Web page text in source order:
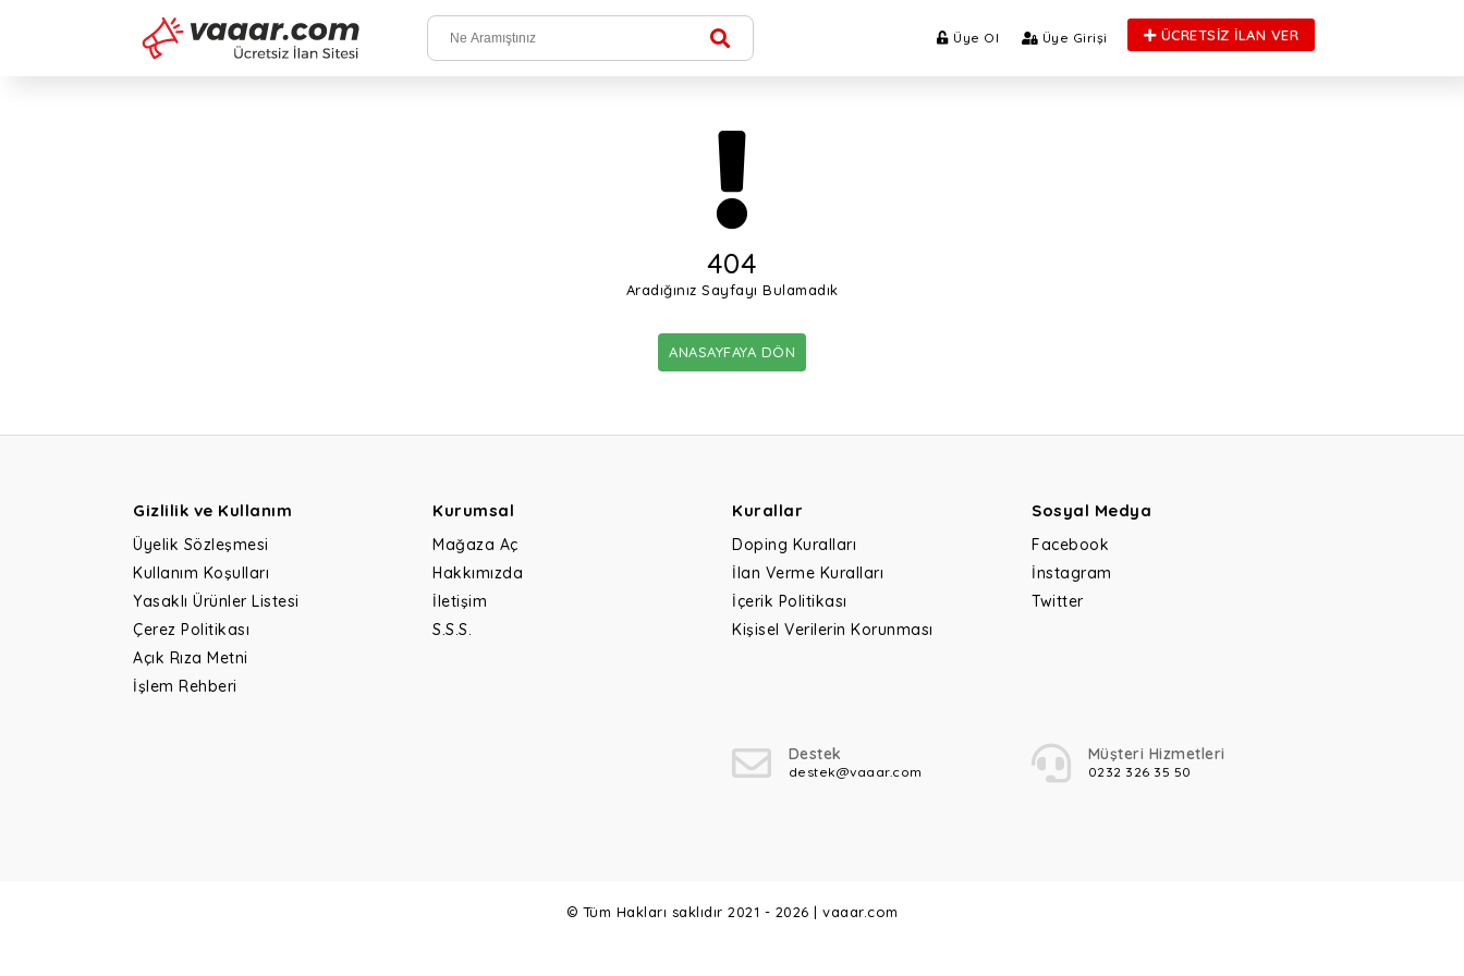
ÜCRETSİZ İLAN VER
Üye Ol Üye Girişi
404
Aradığınız Sayfayı Bulamadık
ANASAYFAYA DÖN
Gizlilik ve Kullanım
Üyelik Sözleşmesi
Kullanım Koşulları
Yasaklı Ürünler Listesi
Çerez Politikası
Açık Rıza Metni
İşlem Rehberi
Kurumsal
Mağaza Aç
Hakkımızda
İletişim
S.S.S.
Kurallar
Doping Kuralları
İlan Verme Kuralları
İçerik Politikası
Kişisel Verilerin Korunması
Sosyal Medya
Facebook
İnstagram
Twitter
Müşteri Hizmetleri
0232 326 35 50
Destek
destek@vaaar.com
© Tüm Hakları saklıdır 2021 - 2026 | vaaar.com